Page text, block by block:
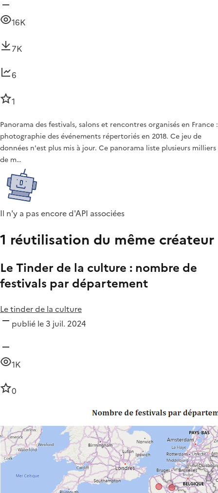
16K
7K
6
1
Panorama des festivals, salons et rencontres organisés en France :
photographie des événements répertoriés en 2018. Ce jeu de
données n'est plus mis à jour. Ce panorama liste plusieurs milliers
de m…
Il n'y a pas encore d'API associées
1 réutilisation du même créateur
Le Tinder de la culture : nombre de
festivals par département
Le tinder de la culture
publié le 3 juil. 2024
1K
0